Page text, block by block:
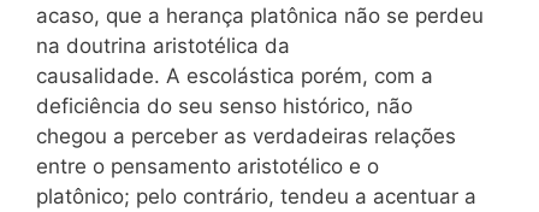
acaso, que a herança platônica não se perdeu
na doutrina aristotélica da
causalidade. A escolástica porém, com a
deficiência do seu senso histórico, não
chegou a perceber as verdadeiras relações
entre o pensamento aristotélico e o
platônico; pelo contrário, tendeu a acentuar a